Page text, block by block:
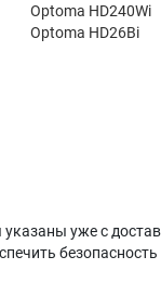
Optoma HD240Wi
Optoma HD26Bi
уже с